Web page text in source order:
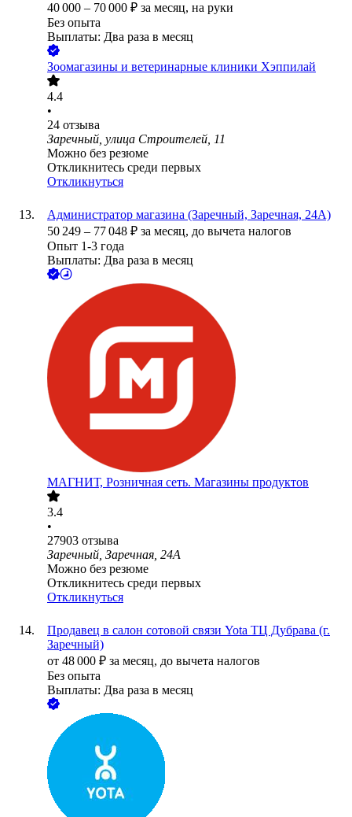
40 000 – 70 000 ₽ за месяц, на руки
Без опыта
Выплаты: Два раза в месяц
Зоомагазины и ветеринарные клиники Хэппилай
4.4
•
24 отзыва
Заречный, улица Строителей, 11
Можно без резюме
Откликнитесь среди первых
Откликнуться
Администратор магазина (Заречный, Заречная, 24А)
50 249 – 77 048 ₽ за месяц, до вычета налогов
Опыт 1-3 года
Выплаты: Два раза в месяц
МАГНИТ, Розничная сеть. Магазины продуктов
3.4
•
27903 отзыва
Заречный, Заречная, 24А
Можно без резюме
Откликнитесь среди первых
Откликнуться
Продавец в салон сотовой связи Yota ТЦ Дубрава (г.
Заречный)
от 48 000 ₽ за месяц, до вычета налогов
Без опыта
Выплаты: Два раза в месяц